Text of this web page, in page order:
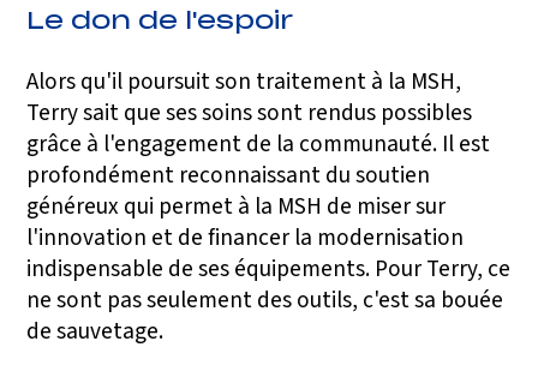
Le don de l'espoir
Alors qu'il poursuit son traitement à la MSH,
Terry sait que ses soins sont rendus possibles
grâce à l'engagement de la communauté. Il est
profondément reconnaissant du soutien
généreux qui permet à la MSH de miser sur
l'innovation et de financer la modernisation
indispensable de ses équipements. Pour Terry, ce
ne sont pas seulement des outils, c'est sa bouée
de sauvetage.